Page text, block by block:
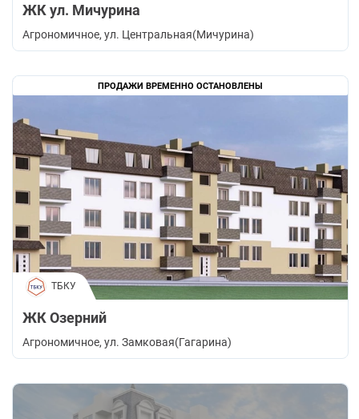
ЖК ул. Мичурина
Агрономичное, ул. Центральная(Мичурина)
ПРОДАЖИ ВРЕМЕННО ОСТАНОВЛЕНЫ
ТБКУ
ЖК Озерний
Агрономичное, ул. Замковая(Гагарина)